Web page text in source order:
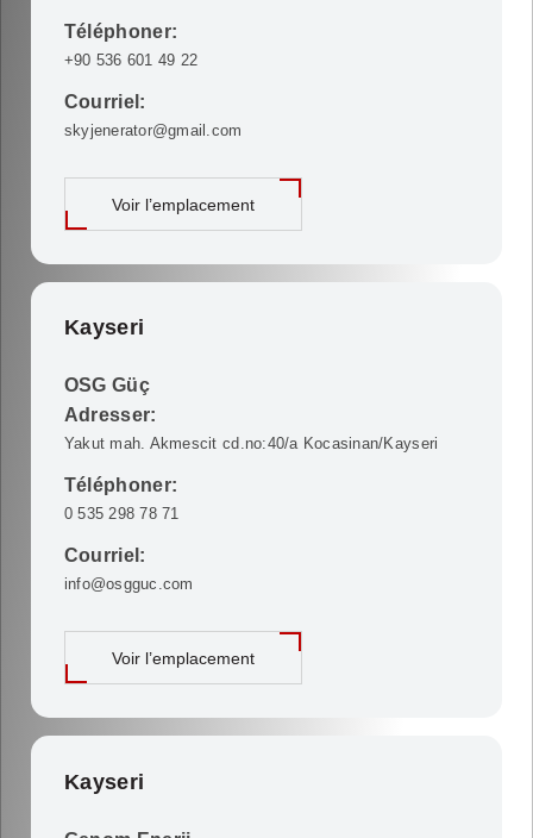
Téléphoner:
+90 536 601 49 22
Courriel:
skyjenerator@gmail.com
Voir l’emplacement
Kayseri
OSG Güç
Adresser:
Yakut mah. Akmescit cd.no:40/a Kocasinan/Kayseri
Téléphoner:
0 535 298 78 71
Courriel:
info@osgguc.com
Voir l’emplacement
Kayseri